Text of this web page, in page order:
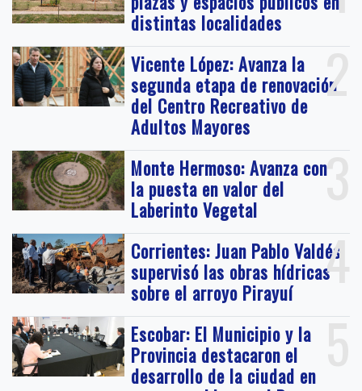
distintas localidades
2
Vicente López: Avanza la
segunda etapa de renovación
del Centro Recreativo de
Adultos Mayores
3
Monte Hermoso: Avanza con
la puesta en valor del
Laberinto Vegetal
4
Corrientes: Juan Pablo Valdés
supervisó las obras hídricas
sobre el arroyo Pirayuí
5
Escobar: El Municipio y la
Provincia destacaron el
desarrollo de la ciudad en